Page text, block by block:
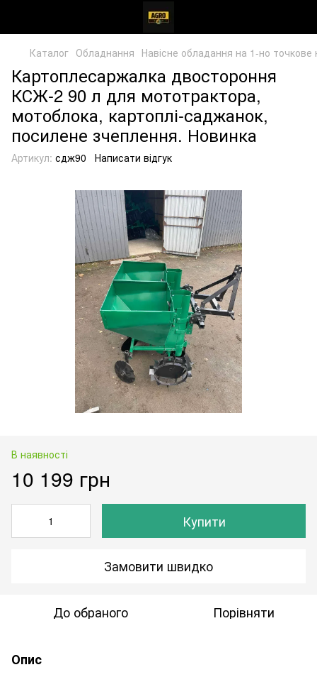
Каталог Обладнання Навісне обладання на 1-но
Картоплесаржалка двостороння
КСЖ-2 90 л для мототрактора,
мотоблока, картоплі-саджанок,
посилене зчеплення. Новинка
Артикул: сдж90 Написати відгук
В наявності
10 199 грн
Купити
Замовити швидко
До обраного Порівняти
Опис